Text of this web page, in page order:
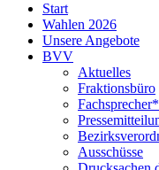
Start
Wahlen 2026
Unsere Angebote
BVV
Aktuelles
Fraktionsbüro
Ausschüsse